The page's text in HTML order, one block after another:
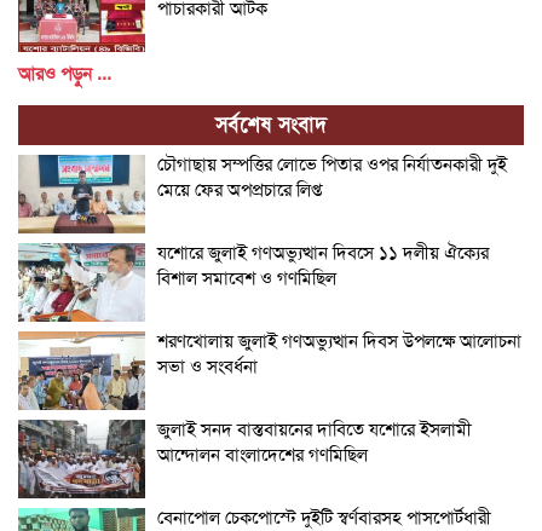
পাচারকারী আটক
আরও পড়ুন ...
সর্বশেষ সংবাদ
চৌগাছায় সম্পত্তির লোভে পিতার ওপর নির্যাতনকারী দুই
মেয়ে ফের অপপ্রচারে লিপ্ত
যশোরে জুলাই গণঅভ্যুত্থান দিবসে ১১ দলীয় ঐক্যের
বিশাল সমাবেশ ও গণমিছিল
শরণখোলায় জুলাই গণঅভ্যুত্থান দিবস উপলক্ষে আলোচনা
সভা ও সংবর্ধনা
জুলাই সনদ বাস্তবায়নের দাবিতে যশোরে ইসলামী
আন্দোলন বাংলাদেশের গণমিছিল
বেনাপোল চেকপোস্টে দুইটি স্বর্ণবারসহ পাসপোর্টধারী